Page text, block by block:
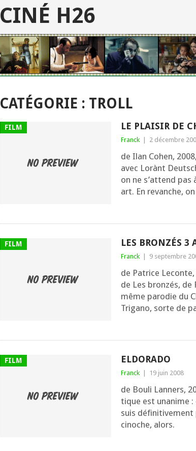
CINÉ H26
CATÉGORIE : TROLL
FILM LE PLAISIR DE
Franck 2 décembre
de Ilan Cohen,
avec Lorànt
on ne s’at­tend
art. En revanche, on
FILM LES BRONZÉS 3
Franck 9 septembre
de Patrice
de Les bron­zés,
même paro­die du
Trigano, sorte de
FILM ELDORADO
Franck 19 juin 2008
de Bouli Lanners,
tique est una­nime :
suis
cinoche, alors.